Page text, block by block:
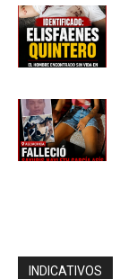
INDICATIVOS